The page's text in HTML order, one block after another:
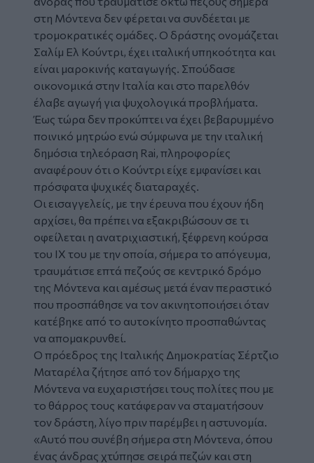
στη Μόντενα δεν φέρεται να συνδέεται με
τρομοκρατικές ομάδες. Ο δράστης ονομάζεται
Σαλίμ Ελ Κούντρι, έχει ιταλική υπηκοότητα και
είναι μαροκινής καταγωγής. Σπούδασε
οικονομικά στην Ιταλία και στο παρελθόν
έλαβε αγωγή για ψυχολογικά προβλήματα.
Έως τώρα δεν προκύπτει να έχει βεβαρυμμένο
ποινικό μητρώο ενώ σύμφωνα με την ιταλική
δημόσια τηλεόραση Rai, πληροφορίες
αναφέρουν ότι ο Kούντρι είχε εμφανίσει και
πρόσφατα ψυχικές διαταραχές.
Οι εισαγγελείς, με την έρευνα που έχουν ήδη
αρχίσει, θα πρέπει να εξακριβώσουν σε τι
οφείλεται η ανατριχιαστική, ξέφρενη κούρσα
του ΙΧ του με την οποία, σήμερα το απόγευμα,
τραυμάτισε επτά πεζούς σε κεντρικό δρόμο
της Μόντενα και αμέσως μετά έναν περαστικό
που προσπάθησε να τον ακινητοποιήσει όταν
κατέβηκε από το αυτοκίνητο προσπαθώντας
να απομακρυνθεί.
Ο πρόεδρος της Ιταλικής Δημοκρατίας Σέρτζιο
Ματαρέλα ζήτησε από τον δήμαρχο της
Μόντενα να ευχαριστήσει τους πολίτες που με
το θάρρος τους κατάφεραν να σταματήσουν
τον δράστη, λίγο πριν παρέμβει η αστυνομία.
«Αυτό που συνέβη σήμερα στη Μόντενα, όπου
ένας άνδρας χτύπησε σειρά πεζών και στη